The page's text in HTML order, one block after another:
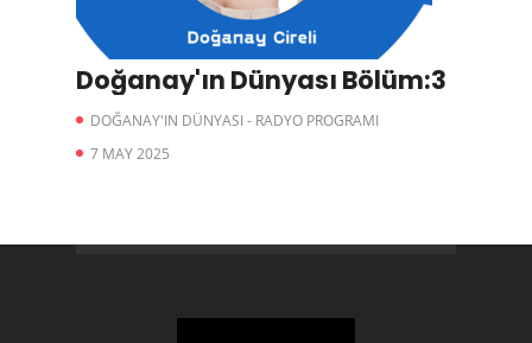
Doğanay'ın Dünyası Bölüm:3
DOĞANAY'IN DÜNYASI - RADYO PROGRAMI
7 MAY 2025